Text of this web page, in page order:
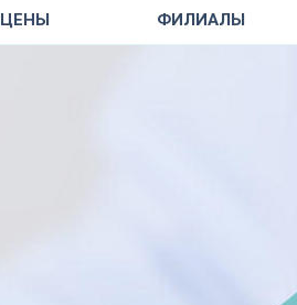
ЦЕНЫ ФИЛИАЛЫ